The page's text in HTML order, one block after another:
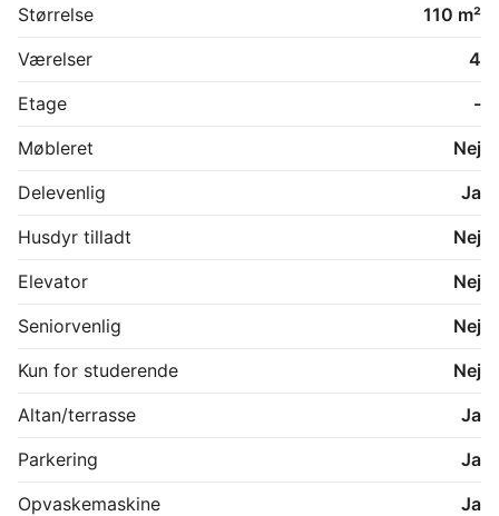
samtidig kun få minutter fra Hornslets centrum og
gang fra bebyggelsen. Indkøb og letbanen nås let på
få minutter på cykel. Det er en beliggenhed, der
kombinerer det praktiske og det naturskønne – og
*Billederne kan være fra lignende bolig
Størrelse
110 m²
Værelser
4
Etage
-
Møbleret
Nej
Delevenlig
Ja
Husdyr tilladt
Nej
Elevator
Nej
Seniorvenlig
Nej
Kun for studerende
Nej
Altan/terrasse
Ja
Parkering
Ja
Opvaskemaskine
Ja